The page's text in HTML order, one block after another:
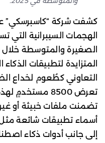
كشفت شركة “كاسبرسكي”
الهجمات السيبرانية
المتزايدة لتطبيقات
التعاوني كطُعوم لخداع
تعرض 8500
تضمنت ملفات خبيثة أو